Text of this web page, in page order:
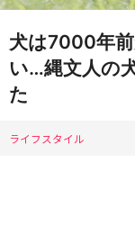
犬は7000年
い…縄文人の
た
ライフスタイル